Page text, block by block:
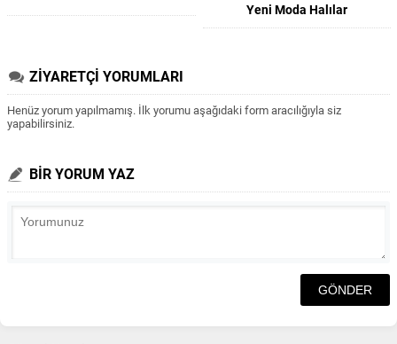
Yeni Moda Halılar
ZİYARETÇİ YORUMLARI
Henüz yorum yapılmamış. İlk yorumu aşağıdaki form aracılığıyla siz
yapabilirsiniz.
BİR YORUM YAZ